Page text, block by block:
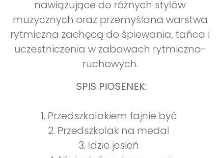
nawiązujące do różnych stylów
muzycznych oraz przemyślana warstwa
rytmiczna zachęcą do śpiewania, tańca i
uczestniczenia w zabawach rytmiczno-
ruchowych.
SPIS PIOSENEK:
1. Przedszkolakiem fajnie być
2. Przedszkolak na medal
3. Idzie jesień